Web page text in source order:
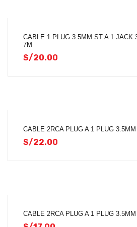
CABLE 1 PLUG 3.5MM ST A 1 JACK
7M
S/20.00
CABLE 2RCA PLUG A 1 PLUG
S/22.00
CABLE 2RCA PLUG A 1 PLUG